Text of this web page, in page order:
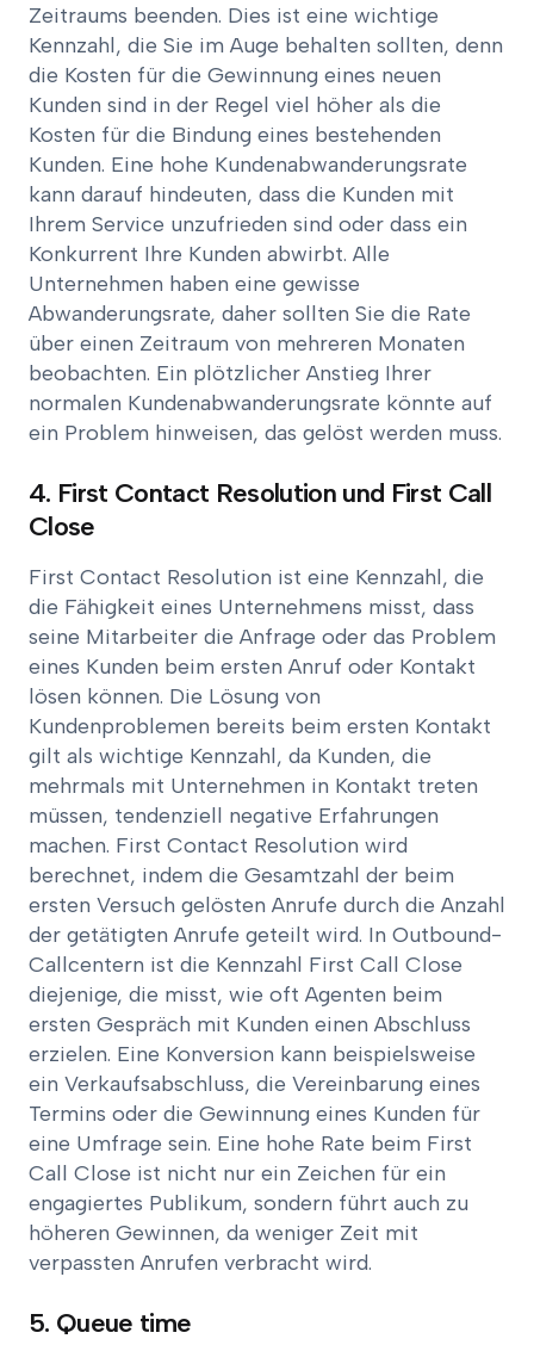
Zeitraums beenden. Dies ist eine wichtige
Kennzahl, die Sie im Auge behalten sollten, denn
die Kosten für die Gewinnung eines neuen
Kunden sind in der Regel viel höher als die
Kosten für die Bindung eines bestehenden
Kunden. Eine hohe Kundenabwanderungsrate
kann darauf hindeuten, dass die Kunden mit
Ihrem Service unzufrieden sind oder dass ein
Konkurrent Ihre Kunden abwirbt. Alle
Unternehmen haben eine gewisse
Abwanderungsrate, daher sollten Sie die Rate
über einen Zeitraum von mehreren Monaten
beobachten. Ein plötzlicher Anstieg Ihrer
normalen Kundenabwanderungsrate könnte auf
ein Problem hinweisen, das gelöst werden muss.
4. First Contact Resolution und First Call
Close
First Contact Resolution ist eine Kennzahl, die
die Fähigkeit eines Unternehmens misst, dass
seine Mitarbeiter die Anfrage oder das Problem
eines Kunden beim ersten Anruf oder Kontakt
lösen können. Die Lösung von
Kundenproblemen bereits beim ersten Kontakt
gilt als wichtige Kennzahl, da Kunden, die
mehrmals mit Unternehmen in Kontakt treten
müssen, tendenziell negative Erfahrungen
machen. First Contact Resolution wird
berechnet, indem die Gesamtzahl der beim
ersten Versuch gelösten Anrufe durch die Anzahl
der getätigten Anrufe geteilt wird. In Outbound-
Callcentern ist die Kennzahl First Call Close
diejenige, die misst, wie oft Agenten beim
ersten Gespräch mit Kunden einen Abschluss
erzielen. Eine Konversion kann beispielsweise
ein Verkaufsabschluss, die Vereinbarung eines
Termins oder die Gewinnung eines Kunden für
eine Umfrage sein. Eine hohe Rate beim First
Call Close ist nicht nur ein Zeichen für ein
engagiertes Publikum, sondern führt auch zu
höheren Gewinnen, da weniger Zeit mit
verpassten Anrufen verbracht wird.
5. Queue time